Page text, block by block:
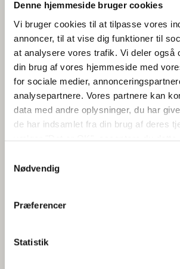
Denne hjemmeside bruger cookies
Vi bruger cookies til at tilpasse vores
annoncer, til at vise dig funktioner til
at analysere vores trafik. Vi deler også
din brug af vores hjemmeside med
for sociale medier,
analysepartnere. Vores partnere kan
data med andre oplysninger, du har
de har indsamlet fra din brug af deres
vælger "Det er OK", acceptere du
"indstil præferencer" for at administrere
Nødvendig
Præferencer
Statistik